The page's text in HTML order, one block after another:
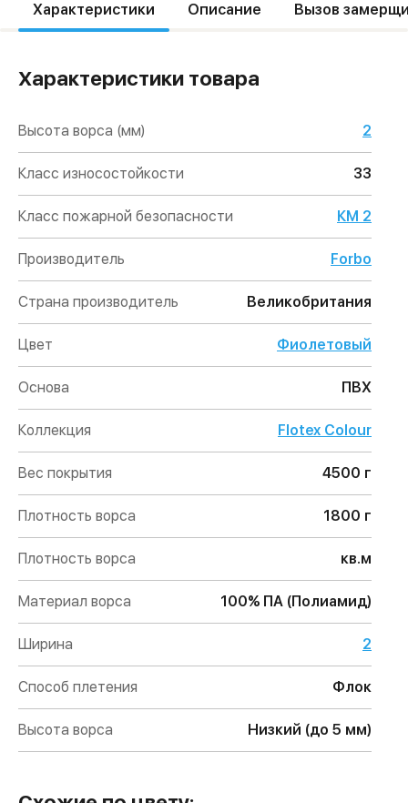
Характеристики Описание Вызов
Характеристики товара
Высота ворса (мм) 2
Класс износостойкости 33
Класс пожарной безопасности КМ 2
Производитель Forbo
Страна производитель Великобритания
Цвет Фиолетовый
Основа ПВХ
Коллекция Flotex Colour
Вес покрытия 4500 г
Плотность ворса 1800 г
Плотность ворса кв.м
Материал ворса 100% ПА (Полиамид)
Ширина 2
Способ плетения Флок
Высота ворса Низкий (до 5 мм)